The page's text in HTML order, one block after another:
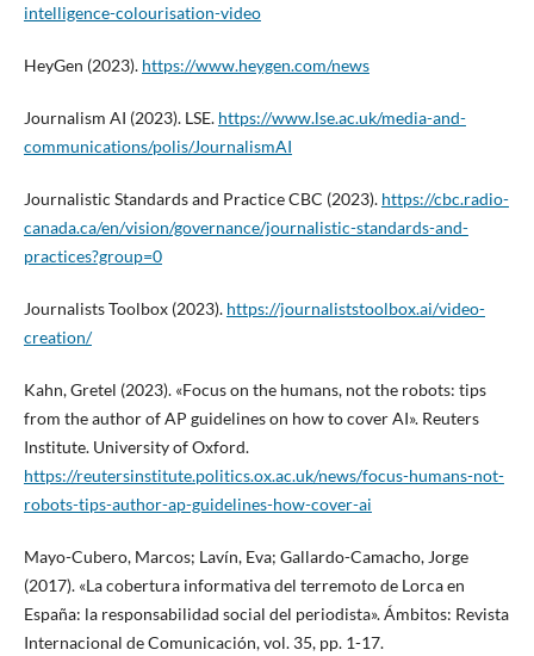
intelligence-colourisation-video
HeyGen (2023). https://www.heygen.com/news
Journalism AI (2023). LSE. https://www.lse.ac.uk/media-and-
communications/polis/JournalismAI
Journalistic Standards and Practice CBC (2023). https://cbc.radio-
canada.ca/en/vision/governance/journalistic-standards-and-
practices?group=0
Journalists Toolbox (2023). https://journaliststoolbox.ai/video-
creation/
Kahn, Gretel (2023). «Focus on the humans, not the robots: tips
from the author of AP guidelines on how to cover AI». Reuters
Institute. University of Oxford.
https://reutersinstitute.politics.ox.ac.uk/news/focus-humans-not-
robots-tips-author-ap-guidelines-how-cover-ai
Mayo-Cubero, Marcos; Lavín, Eva; Gallardo-Camacho, Jorge
(2017). «La cobertura informativa del terremoto de Lorca en
España: la responsabilidad social del periodista». Ámbitos: Revista
Internacional de Comunicación, vol. 35, pp. 1-17.